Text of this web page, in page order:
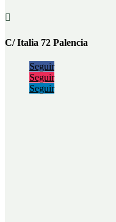

C/ Italia 72 Palencia
Seguir
Seguir
Seguir